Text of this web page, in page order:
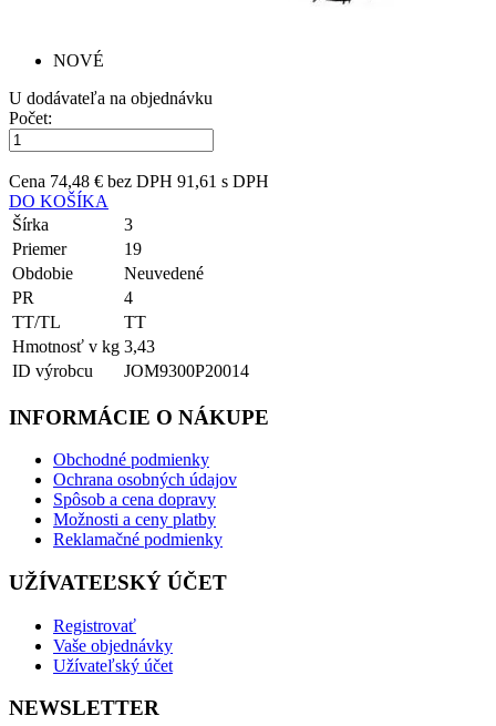
NOVÉ
U dodávateľa na objednávku
Počet:
Cena 74,48 € bez DPH 91,61 s DPH
DO KOŠÍKA
Šírka
3
Priemer
19
Obdobie
Neuvedené
PR
4
TT/TL
TT
Hmotnosť v kg 3,43
ID výrobcu
JOM9300P20014
INFORMÁCIE O NÁKUPE
Obchodné podmienky
Ochrana osobných údajov
Spôsob a cena dopravy
Možnosti a ceny platby
Reklamačné podmienky
UŽÍVATEĽSKÝ ÚČET
Registrovať
Vaše objednávky
Užívateľský účet
NEWSLETTER